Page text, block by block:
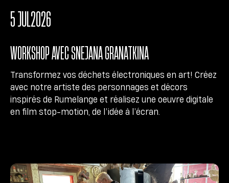
WORKSHOP AVEC SNEJANA GRANATKINA
Transformez vos déchets électroniques en art! Créez
avec notre artiste des personnages et décors
inspirés de Rumelange et réalisez une oeuvre digitale
en film stop-motion, de l’idée à l’écran.
5 JUL2026